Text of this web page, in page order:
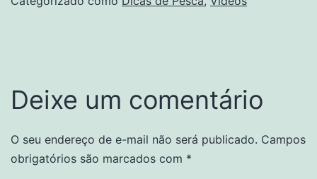
Deixe um comentário
O seu endereço de e-mail não será publicado. Campos
obrigatórios são marcados com *